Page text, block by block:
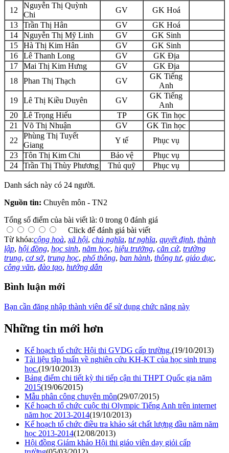
12
Nguyễn Thị Quỳnh
Chi
GV
GK Hoá
13
Trần Thị Hân GV
GK Hoá
14
Nguyễn Thị Mỹ Linh GV
GK Sinh
15
Hà Thị Kim Hân GV
GK Sinh
16
Lê Thanh Long GV
GK Địa
17
Mai Thị Kim Hưng GV
GK Địa
18
Phan Thị Thạch GV
GK Tiếng
Anh
19
Lê Thị Kiều Duyên GV
GK Tiếng
Anh
20
Lê Trọng Hiếu TP
GK Tin học
21
Võ Thị Nhuận GV
GK Tin học
22
Phùng Thị Tuyết
Giang
Y tế
Phục vụ
23
Tôn Thị Kim Chi Bảo vệ
Phục vụ
24
Trần Thị Thùy Phương Thủ quỹ Phục vụ
Danh sách này có 24 người.
Nguồn tin: Chuyên môn - TN2
Tổng số điểm của bài viết là: 0 trong 0 đánh giá
Click để đánh giá bài viết
Từ khóa:cộng hoà, xã hội, chủ nghĩa, tư nghĩa, quyết định, thành
lập, hội đồng, học sinh, năm học, hiệu trưởng, căn cứ, trường
trung, cơ sở, trung học, phổ thông, ban hành, thông tư, giáo dục,
công văn, đào tạo, hướng dẫn
Bình luận mới
Bạn cần đăng nhập thành viên để sử dụng chức năng này
Những tin mới hơn
Kế hoạch tổ chức Hội thi GVDG cấp trường.(19/10/2013)
Tài liệu tập huấn về nghiên cứu KH-KT của học sinh trung
học.(19/10/2013)
Bảng điểm chi tiết kỳ thi tiếp cận thi THPT Quốc gia năm
2015(19/06/2015)
Mẫu phân công chuyên môn(29/07/2015)
Kế hoạch tổ chức cuộc thi Olympic Tiếng Anh trên internet
năm học 2013-2014(19/10/2013)
Kế hoạch tổ chức điều tra khảo sát chất lượng đầu năm năm
học 2013-2014(12/08/2013)
Hội đồng Giám khảo Hội thi giáo viên dạy giỏi cấp